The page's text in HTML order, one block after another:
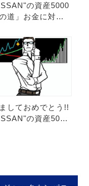
の資産5000
道」お金に対す
しておめでとう!!
の資産5000